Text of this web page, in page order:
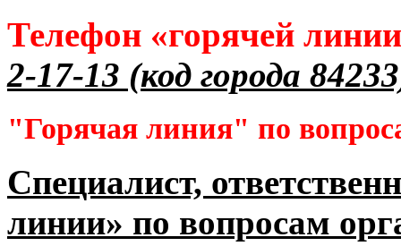
Телефон «горячей
2-17-13 (код города
"Горячая линия" по
Специалист,
линии» по вопросам